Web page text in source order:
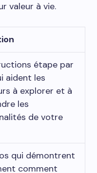
valeur à vie.
étape par
aident les
à explorer et à
les
de votre
qui démontrent
comment